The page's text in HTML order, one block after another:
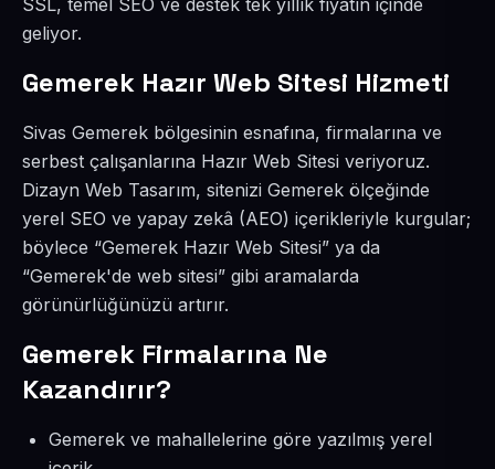
SSL, temel SEO ve destek tek yıllık fiyatın içinde
geliyor.
Gemerek Hazır Web Sitesi Hizmeti
Sivas Gemerek bölgesinin esnafına, firmalarına ve
serbest çalışanlarına Hazır Web Sitesi veriyoruz.
Dizayn Web Tasarım, sitenizi Gemerek ölçeğinde
yerel SEO ve yapay zekâ (AEO) içerikleriyle kurgular;
böylece “Gemerek Hazır Web Sitesi” ya da
“Gemerek'de web sitesi” gibi aramalarda
görünürlüğünüzü artırır.
Gemerek Firmalarına Ne
Kazandırır?
Gemerek ve mahallelerine göre yazılmış yerel